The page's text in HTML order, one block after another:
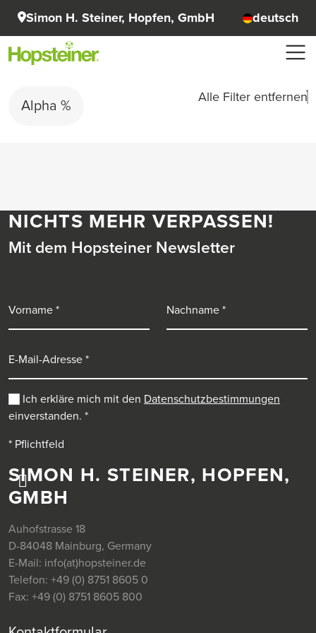
Simon H. Steiner, Hopfen, GmbH deutsch
Alpha %
Alle Filter entfernen
SIMON H. STEINER, HOPFEN,
GMBH
Auhofstrasse 18
D-84048 Mainburg, Germany
E-Mail: info(at)hopsteiner.de
Telefon: +49 (0) 8751 8605 0
Fax: +49 (0) 8751 8605 800
NICHTS MEHR VERPASSEN!
Mit dem Hopsteiner Newsletter
Ich erkläre mich mit den Datenschutzbestimmungen
einverstanden. *
* Pflichtfeld